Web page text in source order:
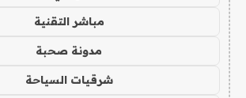
مباشر التقنية
مدونة صحبة
شرقيات السياحة